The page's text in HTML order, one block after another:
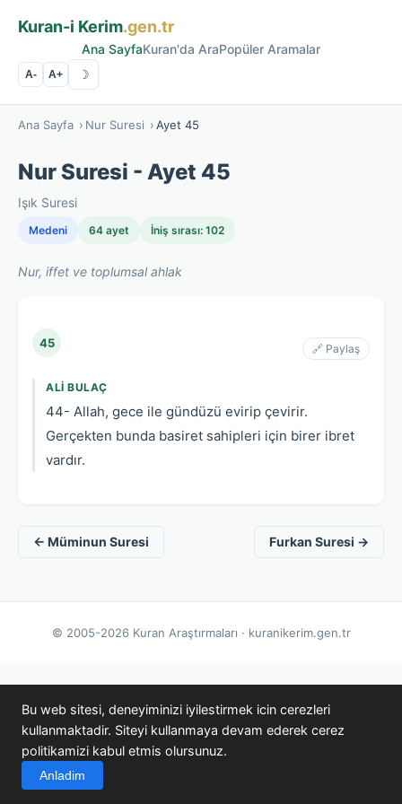
Kuran-i Kerim.gen.tr
Ana SayfaKuran'da AraPopüler Aramalar
A- A+ ☽
Ana Sayfa › Nur Suresi ›Ayet 45
Nur Suresi - Ayet 45
Işık Suresi
Medeni 64 ayet İniş sırası: 102
Nur, iffet ve toplumsal ahlak
45 🔗 Paylaş
ALI BULAÇ
44- Allah, gece ile gündüzü evirip çevirir.
Gerçekten bunda basiret sahipleri için birer ibret
vardır.
← Müminun Suresi Furkan Suresi →
© 2005-2026 Kuran Araştırmaları · kuranikerim.gen.tr
Bu web sitesi, deneyiminizi iyilestirmek icin cerezleri
kullanmaktadir. Siteyi kullanmaya devam ederek cerez
politikamizi kabul etmis olursunuz.
Anladim